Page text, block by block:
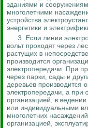
зданиями и
многолетними
устройства
энергетики и
3. Если линии
вольт проходят через
растущих в
производится
электропередачи. При
через парки, сады и
деревьев производится
электропередачи, а при
организацией, в
или индивидуальными
многолетних
организацией,